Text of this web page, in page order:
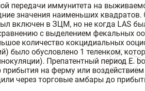
передачи иммунитета на
значения наименьших квадратов.
включен в ЗЦМ, но не когда LAS
с выделением фекальных
количество кокцидиальных
было обусловлено 1 теленком,
Препатентный период E.
на ферму или
через торговые амбары до